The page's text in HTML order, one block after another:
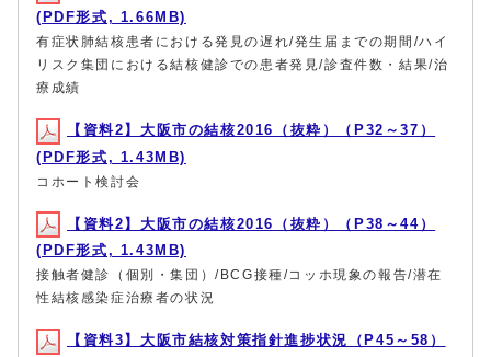
(PDF形式, 1.66MB)
有症状肺結核患者における発見の遅れ/発生届までの期間/ハイ
リスク集団における結核健診での患者発見/診査件数・結果/治
療成績
【資料2】大阪市の結核2016（抜粋）（P32～37）
(PDF形式, 1.43MB)
コホート検討会
【資料2】大阪市の結核2016（抜粋）（P38～44）
(PDF形式, 1.43MB)
接触者健診（個別・集団）/BCG接種/コッホ現象の報告/潜在
性結核感染症治療者の状況
【資料3】大阪市結核対策指針進捗状況（P45～58）